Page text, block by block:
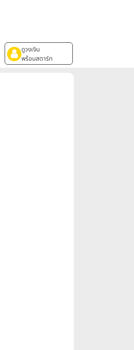
ดูวงเงิน
พร้อมสตาร์ท